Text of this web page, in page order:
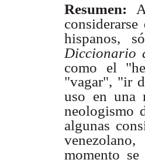
Resumen:
considerarse
hispanos,
Diccionario
como el
"vagar", "ir
uso en una
neologismo
algunas
venezolano,
momento